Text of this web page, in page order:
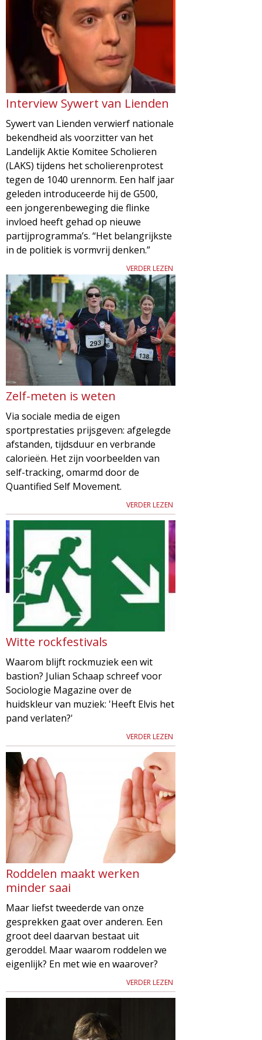
i
o
l
o
g
i
e
M
a
g
a
z
n
e
d
e
n
u
Interview Sywert van Lienden
Sywert van Lienden verwierf nationale
bekendheid als voorzitter van het
Landelijk Aktie Komitee Scholieren
(LAKS) tijdens het scholierenprotest
tegen de 1040 urennorm. Een half jaar
geleden introduceerde hij de G500,
een jongerenbeweging die flinke
invloed heeft gehad op nieuwe
partijprogramma’s. “Het belangrijkste
in de politiek is vormvrij denken.”
VERDER LEZEN
Zelf-meten is weten
Via sociale media de eigen
sportprestaties prijsgeven: afgelegde
afstanden, tijdsduur en verbrande
calorieën. Het zijn voorbeelden van
self-tracking, omarmd door de
Quantified Self Movement.
VERDER LEZEN
Witte rockfestivals
Waarom blijft rockmuziek een wit
bastion? Julian Schaap schreef voor
Sociologie Magazine over de
huidskleur van muziek: 'Heeft Elvis het
pand verlaten?'
VERDER LEZEN
Roddelen maakt werken
minder saai
Maar liefst tweederde van onze
gesprekken gaat over anderen. Een
groot deel daarvan bestaat uit
geroddel. Maar waarom roddelen we
eigenlijk? En met wie en waarover?
VERDER LEZEN